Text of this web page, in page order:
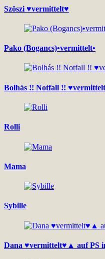
Szöszi ♥vermittelt♥
Pako (Bogancs)•vermittelt•
Bolhás !! Notfall !!
Rolli
Mama
Sybille
Dana ♥vermittelt♥▲ auf PS